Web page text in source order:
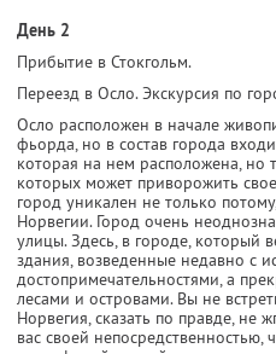
День 2
Прибытие в Стокгольм.
Переезд в Осло. Экскурсия по
Осло расположен в начале
фьорда, но в состав города
которая на нем расположена, но
которых может приворожить
город уникален не только
Норвегии. Город очень
улицы. Здесь, в городе, который
здания, возведенные недавно с
достопримечательностями, а
лесами и островами. Вы не
Норвегия, сказать по правде, не
вас своей непосредственностью,